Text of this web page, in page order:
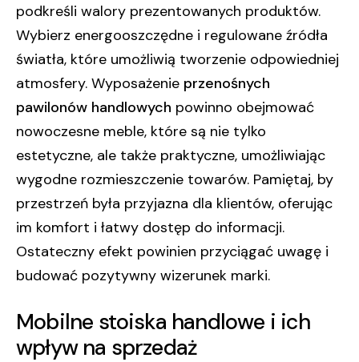
podkreśli walory prezentowanych produktów.
Wybierz energooszczędne i regulowane źródła
światła, które umożliwią tworzenie odpowiedniej
atmosfery. Wyposażenie przenośnych
pawilonów handlowych powinno obejmować
nowoczesne meble, które są nie tylko
estetyczne, ale także praktyczne, umożliwiając
wygodne rozmieszczenie towarów. Pamiętaj, by
przestrzeń była przyjazna dla klientów, oferując
im komfort i łatwy dostęp do informacji.
Ostateczny efekt powinien przyciągać uwagę i
budować pozytywny wizerunek marki.
Mobilne stoiska handlowe i ich
wpływ na sprzedaż